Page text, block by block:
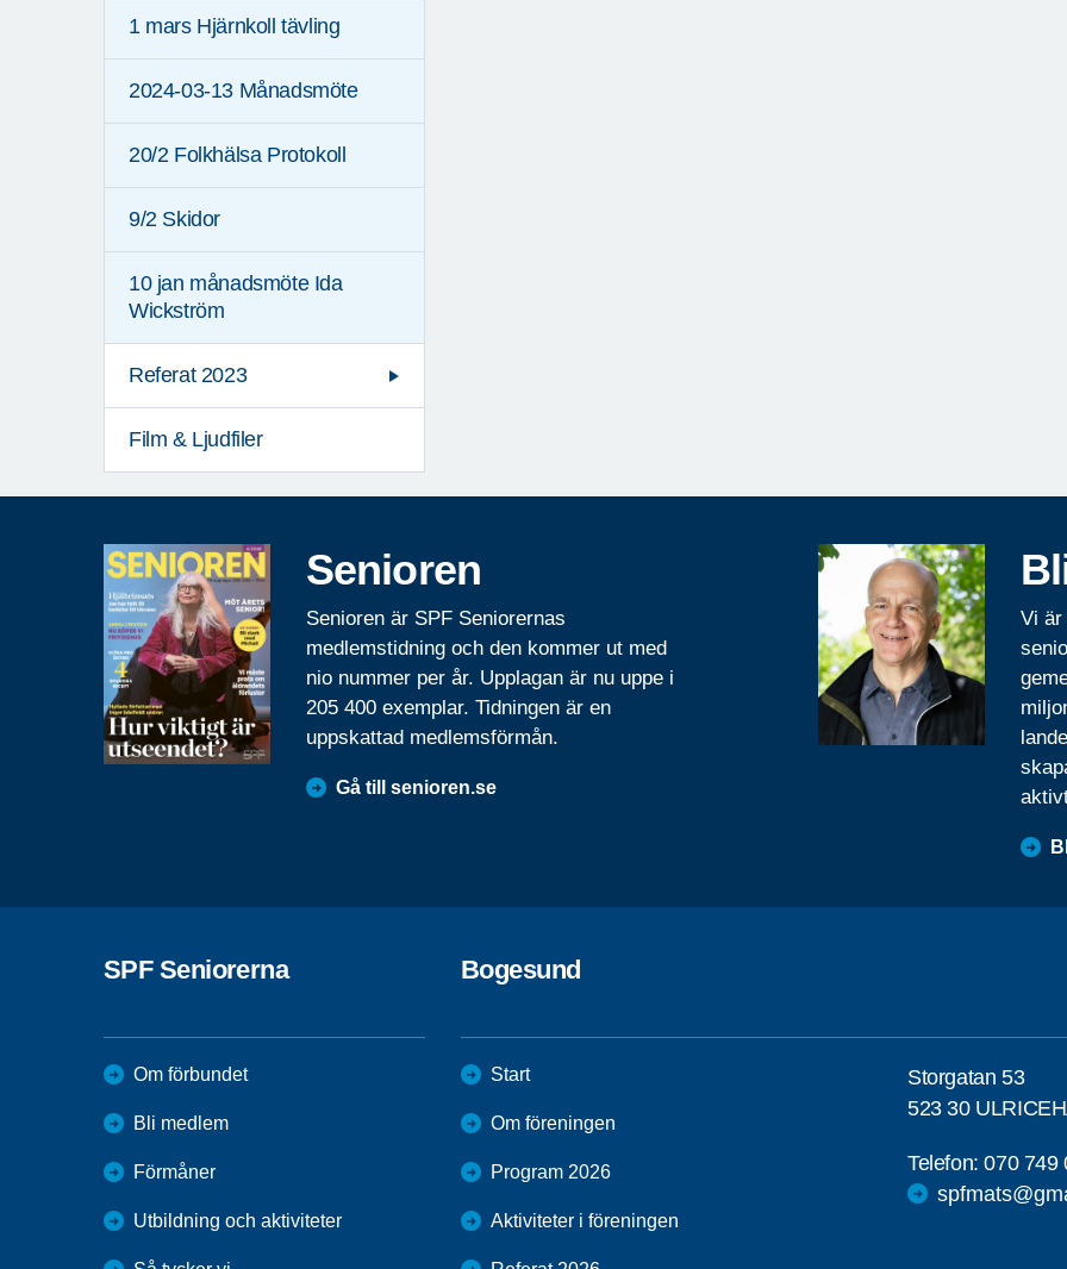
1 mars Hjärnkoll tävling
2024-03-13 Månadsmöte
20/2 Folkhälsa Protokoll
9/2 Skidor
10 jan månadsmöte Ida
Wickström
Referat 2023
Film & Ljudfiler
Senioren
Senioren är SPF Seniorernas
medlemstidning och den kommer ut med
nio nummer per år. Upplagan är nu uppe i
205 400 exemplar. Tidningen är en
uppskattad medlemsförmån.
Gå till senioren.se
Vi är
SPF Seniorerna
Om förbundet
Bli medlem
Förmåner
Utbildning och aktiviteter
Bogesund
Start
Om föreningen
Program 2026
Aktiviteter i föreningen
Storgatan 53
523 30
Telefon:070 749